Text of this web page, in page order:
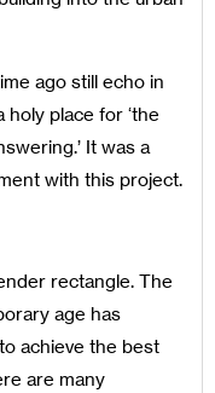
ago still echo in
place for ‘the
It was a
with this project.
rectangle. The
age has
achieve the best
are many